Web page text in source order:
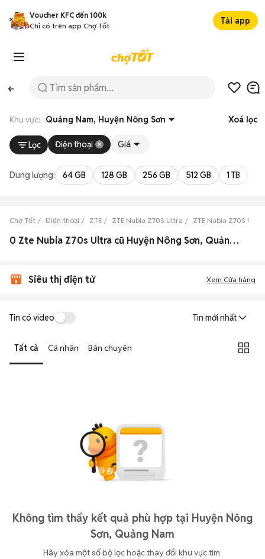
Voucher KFC đến 100k
Chỉ có trên app Chợ Tốt
Tải app
Khu vực: Quảng Nam, Huyện Nông Sơn Xoá lọc
Lọc Điện thoại Giá
Dung lượng: 64 GB 128 GB 256 GB 512 GB 1 TB
Chợ Tốt Điện thoại ZTE ZTE Nubia Z70S Ultra ZTE Nubia Z70S
0 Zte Nubia Z70s Ultra cũ Huyện Nông Sơn, Quảng Nam đẹp
Siêu thị điện tử Xem Cửa hàng
Tin có video Tin mới nhất
Tất cả Cá nhân Bán chuyên
Không tìm thấy kết quả phù hợp tại Huyện Nông
Sơn, Quảng Nam
Hãy xóa một số bộ lọc hoặc thay đổi khu vực tìm